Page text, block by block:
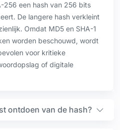
256 een hash van 256 bits
De langere hash verkleint
Omdat MD5 en SHA-1
worden beschouwd, wordt
voor kritieke
of digitale
ontdoen van de hash?